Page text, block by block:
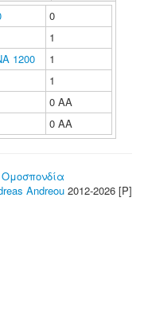
0
1
1200
1
1
0 ΑΑ
0 ΑΑ
Ομοσπονδία
Andreou 2012-2026 [P]